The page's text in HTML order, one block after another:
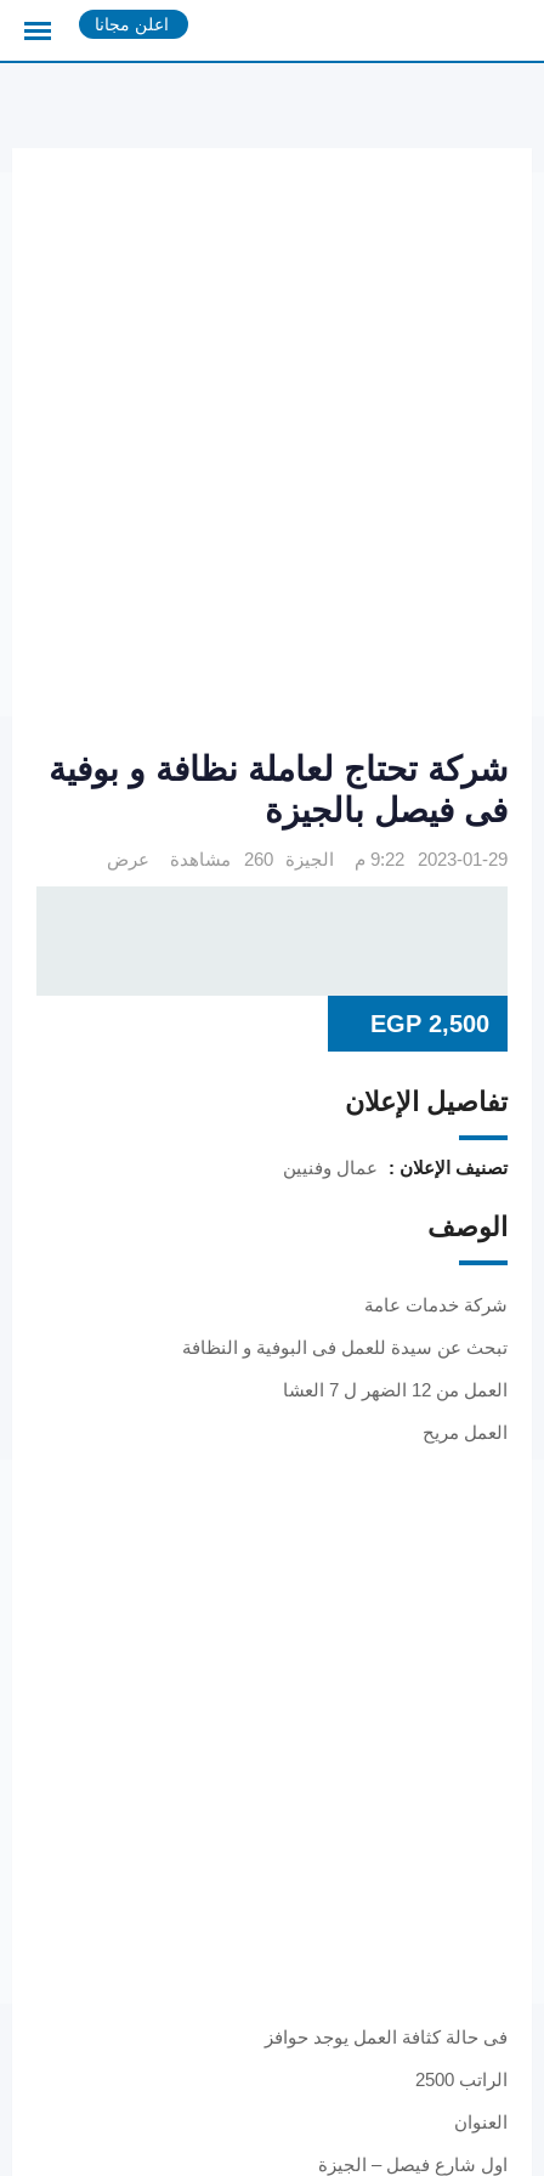
اعلن مجانا
شركة تحتاج لعاملة نظافة و بوفية
فى فيصل بالجيزة
2023-01-29 9:22 م الجيزة 260 مشاهدة عرض
EGP 2,500
تفاصيل الإعلان
تصنيف الإعلان : عمال وفنيين
الوصف
شركة خدمات عامة
تبحث عن سيدة للعمل فى البوفية و النظافة
العمل من 12 الضهر ل 7 العشا
العمل مريح
فى حالة كثافة العمل يوجد حوافز
الراتب 2500
العنوان
اول شارع فيصل – الجيزة